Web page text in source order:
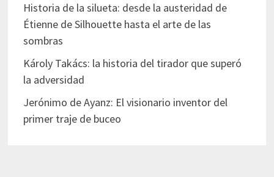
Historia de la silueta: desde la austeridad de
Étienne de Silhouette hasta el arte de las
sombras
Károly Takács: la historia del tirador que superó
la adversidad
Jerónimo de Ayanz: El visionario inventor del
primer traje de buceo